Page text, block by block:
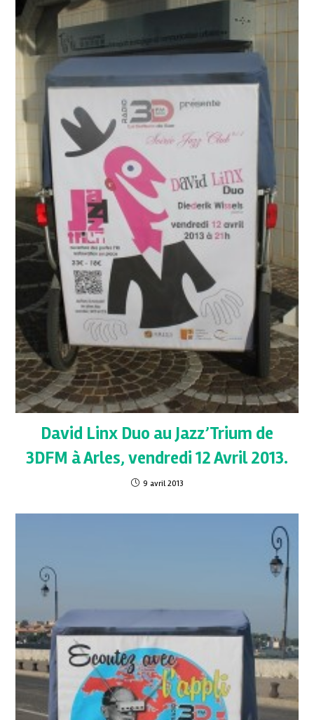
David Linx Duo au Jazz’Trium de
3DFM à Arles, vendredi 12 Avril 2013.
9 avril 2013